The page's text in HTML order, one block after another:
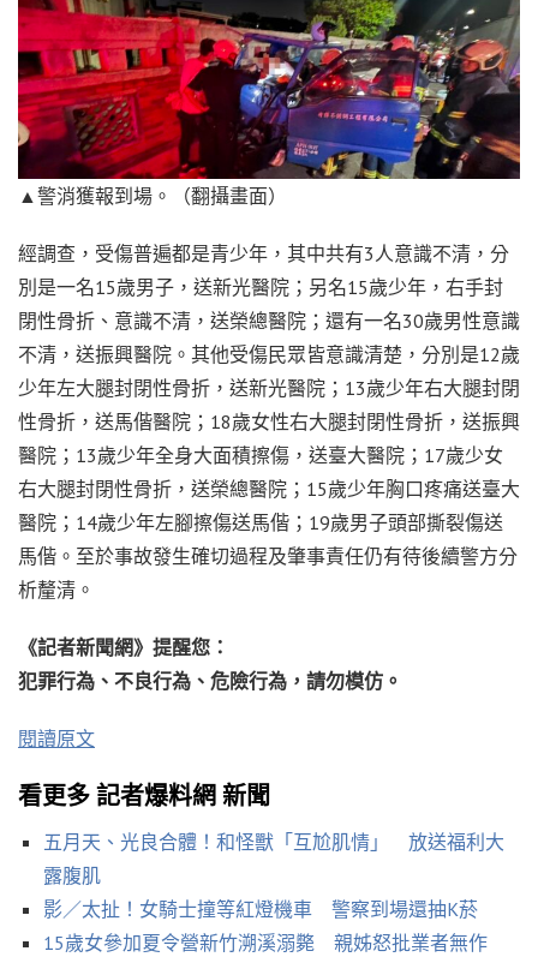
▲警消獲報到場。（翻攝畫面）
經調查，受傷普遍都是青少年，其中共有3人意識不清，分
別是一名15歲男子，送新光醫院；另名15歲少年，右手封
閉性骨折、意識不清，送榮總醫院；還有一名30歲男性意識
不清，送振興醫院。其他受傷民眾皆意識清楚，分別是12歲
少年左大腿封閉性骨折，送新光醫院；13歲少年右大腿封閉
性骨折，送馬偕醫院；18歲女性右大腿封閉性骨折，送振興
醫院；13歲少年全身大面積擦傷，送臺大醫院；17歲少女
右大腿封閉性骨折，送榮總醫院；15歲少年胸口疼痛送臺大
醫院；14歲少年左腳擦傷送馬偕；19歲男子頭部撕裂傷送
馬偕。至於事故發生確切過程及肇事責任仍有待後續警方分
析釐清。
《記者新聞網》提醒您：
犯罪行為、不良行為、危險行為，請勿模仿。
閱讀原文
看更多 記者爆料網 新聞
五月天、光良合體！和怪獸「互尬肌情」 放送福利大
露腹肌
影／太扯！女騎士撞等紅燈機車 警察到場還抽K菸
15歲女參加夏令營新竹溯溪溺斃 親姊怒批業者無作